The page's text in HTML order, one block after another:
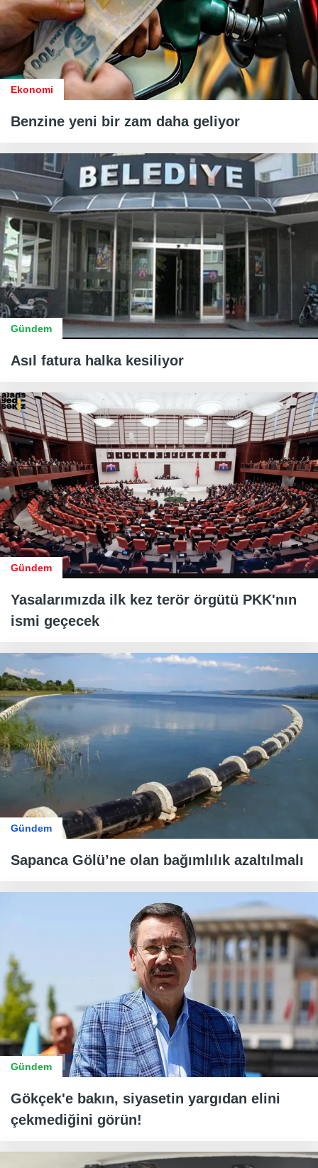
Ekonomi
Benzine yeni bir zam daha geliyor
Gündem
Asıl fatura halka kesiliyor
Gündem
Yasalarımızda ilk kez terör örgütü PKK'nın
ismi geçecek
Gündem
Sapanca Gölü’ne olan bağımlılık azaltılmalı
Gündem
Gökçek'e bakın, siyasetin yargıdan elini
çekmediğini görün!